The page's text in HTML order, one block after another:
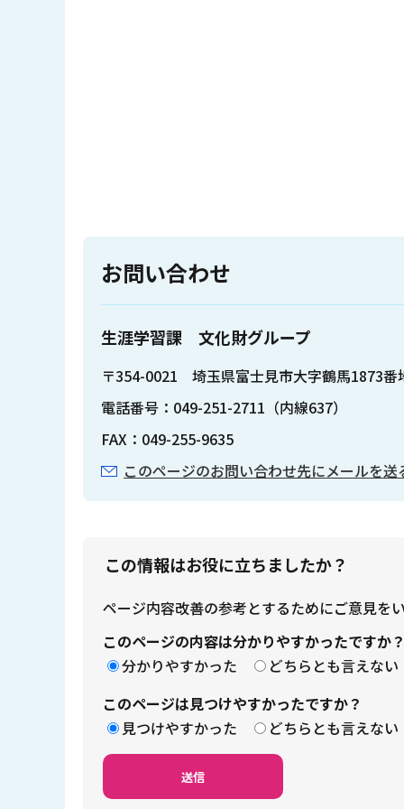
お問い合わせ
生涯学習課 文化財グループ
〒354-0021 埼玉県富士見市大字鶴馬1873番
電話番号：049-251-2711（内線637）
FAX：049-255-9635
このページのお問い合わせ先にメールを送
この情報はお役に立ちましたか？
ページ内容改善の参考とするためにご意見を
このページの内容は分かりやすかったですか
分かりやすかった
どちらとも言えない
このページは見つけやすかったですか？
見つけやすかった
どちらとも言えない